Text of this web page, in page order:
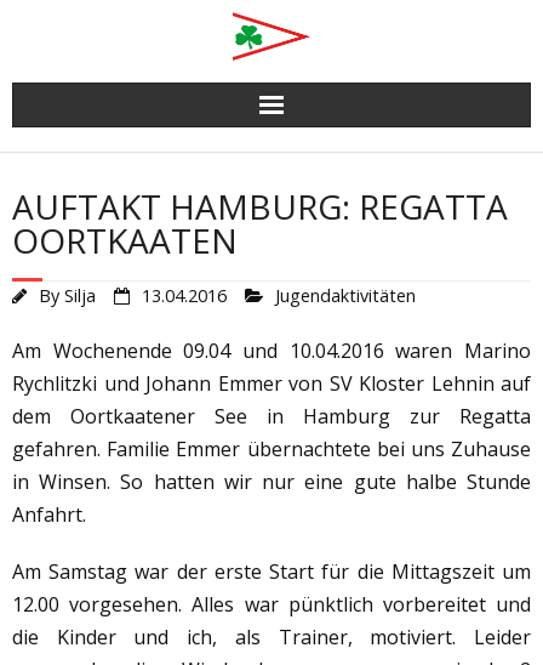
content
AUFTAKT HAMBURG: REGATTA
OORTKAATEN
By Silja 13.04.2016 Jugendaktivitäten
Am Wochenende 09.04 und 10.04.2016 waren Marino
Rychlitzki und Johann Emmer von SV Kloster Lehnin auf
dem Oortkaatener See in Hamburg zur Regatta
gefahren. Familie Emmer übernachtete bei uns Zuhause
in Winsen. So hatten wir nur eine gute halbe Stunde
Anfahrt.
Am Samstag war der erste Start für die Mittagszeit um
12.00 vorgesehen. Alles war pünktlich vorbereitet und
die Kinder und ich, als Trainer, motiviert. Leider